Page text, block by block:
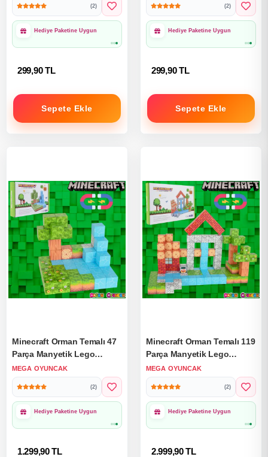
Blocks
(2)
1000₺ Üzeri Ücretsiz
Kargo
299,90 TL
Sepete Ekle
Megnetic Blocks
(2)
1000₺ Üzeri Ücretsiz
Kargo
299,90 TL
Sepete Ekle
Minecraft Orman Temalı 47
Parça Manyetik Lego
Minecraft Manyetik Lego
Minecraft Lego Megnetic
Blocks
MEGA OYUNCAK
(2)
1000₺ Üzeri Ücretsiz
Kargo
1.299,90 TL
Minecraft Orman Temalı 119
Parça Manyetik Lego
Minecraft Manyetik Lego
Minecraft Lego Megnetic
Blocks
MEGA OYUNCAK
(2)
1000₺ Üzeri Ücretsiz
Kargo
2.999,90 TL